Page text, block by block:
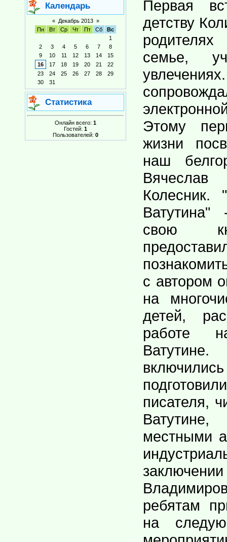
Календарь
« Декабрь 2013 »
Пн
Вт Ср Чт Пт Сб
Вс
1
2
3 4 5 6 7
8
9
10 11 12 13 14
15
16
17 18 19 20 21
22
23
24 25 26 27 28
29
30
31
Статистика
Онлайн всего: 1
Гостей: 1
Пользователей: 0
Первая
детству
семье,
Этому
жизни
наш
Колесник.
свою
с автором
на
детей,
работе
писателя,
местными
ребятам
на